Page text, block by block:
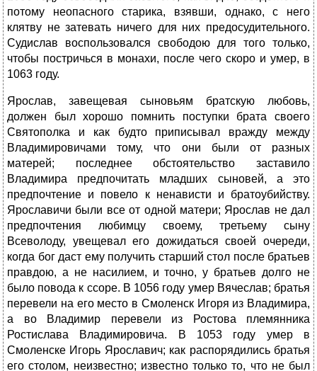
потому неопасного старика, взявши, однако, с него
клятву не затевать ничего для них предосудительного.
Судислав воспользовался свободою для того только,
чтобы постричься в монахи, после чего скоро и умер, в
1063 году.
Ярослав, завещевая сыновьям братскую любовь,
должен был хорошо помнить поступки брата своего
Святополка и как будто приписывал вражду между
Владимировичами тому, что они были от разных
матерей; последнее обстоятельство заставило
Владимира предпочитать младших сыновей, а это
предпочтение и повело к ненависти и братоубийству.
Ярославичи были все от одной матери; Ярослав не дал
предпочтения любимцу своему, третьему сыну
Всеволоду, увещевал его дожидаться своей очереди,
когда бог даст ему получить старший стол после братьев
правдою, а не насилием, и точно, у братьев долго не
было повода к ссоре. В 1056 году умер Вячеслав; братья
перевели на его место в Смоленск Игоря из Владимира,
а во Владимир перевели из Ростова племянника
Ростислава Владимировича. В 1053 году умер в
Смоленске Игорь Ярославич; как распорядились братья
его столом, неизвестно; известно только то, что не был